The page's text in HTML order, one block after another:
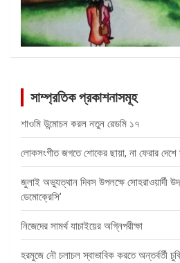
সাম্প্রতিক প্রকাশনাসমূহ
শাওমি উন্মোচন করল নতুন রেডমি ১৭
লোকসংগীত জগতে শোকের ছায়া, না ফেরার দেশে
জুলাই অভ্যুত্থান দিবস উপলক্ষে সোহরাওয়ার্দী
ডেমোক্রেসি’
নিজেদের সামর্থ যাচাইয়ের অগ্নিপরীক্ষা
হরমুজে নৌ চলাচল স্বাভাবিক করতে অন্তর্বর্তী